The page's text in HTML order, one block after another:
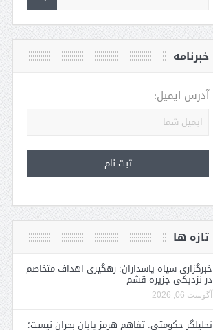
خبرنامه
آدرس ایمیل:
تازه ها
خبرگزاری سپاه پاسداران: رهگیری اهداف متخاصم
در نزدیکی جزیره قشم
آگوست 06, 2026
تحلیلگر حکومتی: تفاهم هرمز پایان بحران نیست؛